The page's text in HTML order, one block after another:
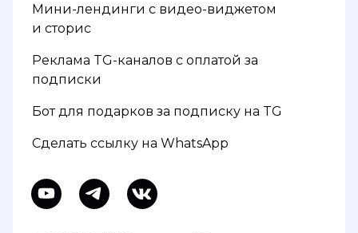
Мини-лендинги с видео-виджетом
и сторис
Реклама TG-каналов с оплатой за
подписки
Бот для подарков за подписку на TG
Сделать ссылку на WhatsApp